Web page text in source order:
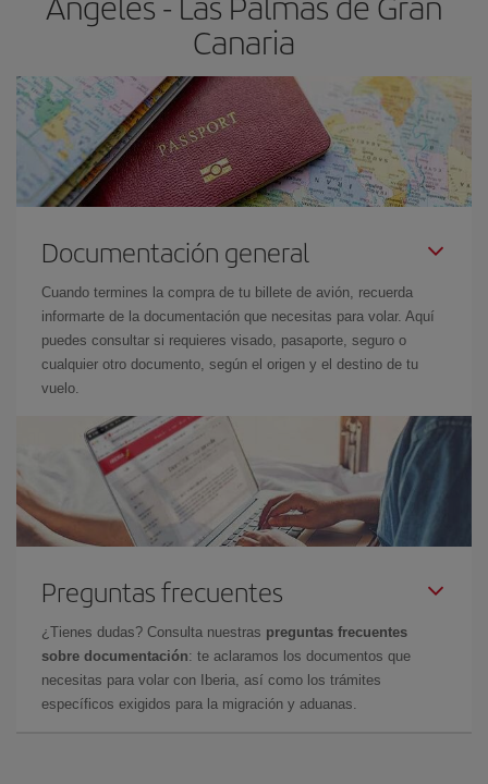
Canaria
Documentación general
Cuando termines la compra de tu billete de avión, recuerda
informarte de la documentación que necesitas para volar. Aquí
puedes consultar si requieres visado, pasaporte, seguro o
cualquier otro documento, según el origen y el destino de tu
vuelo.
Preguntas frecuentes
¿Tienes dudas? Consulta nuestras preguntas frecuentes
sobre documentación: te aclaramos los documentos que
necesitas para volar con Iberia, así como los trámites
específicos exigidos para la migración y aduanas.